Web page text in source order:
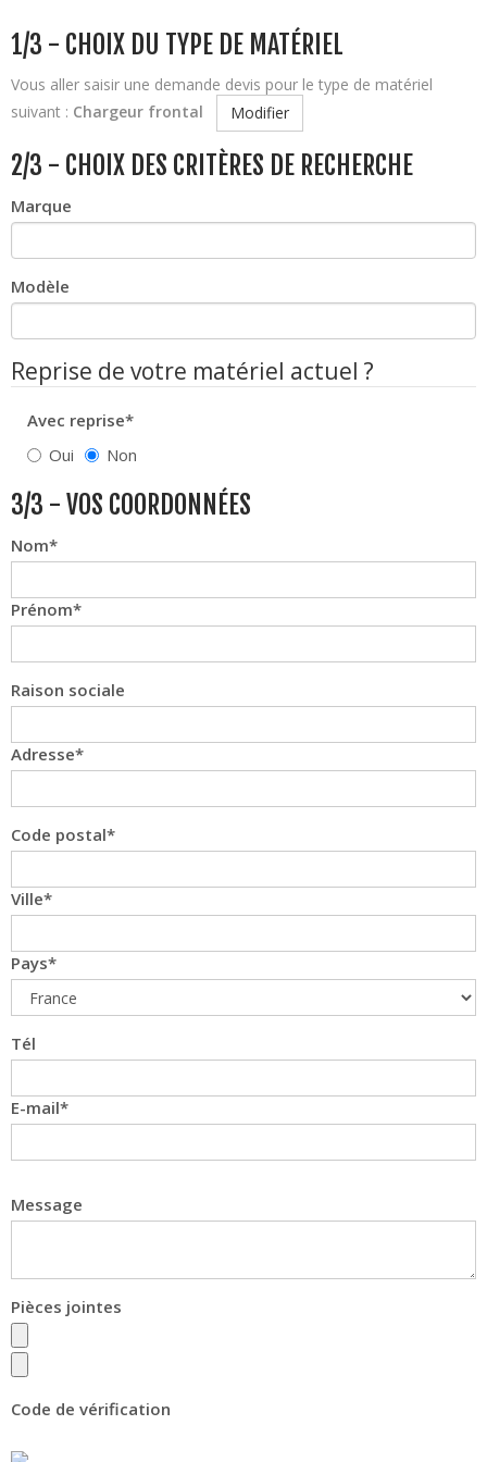
1/3 - CHOIX DU TYPE DE MATÉRIEL
Vous aller saisir une demande devis pour le type de matériel
suivant : Chargeur frontal Modifier
2/3 - CHOIX DES CRITÈRES DE RECHERCHE
Marque
Modèle
Reprise de votre matériel actuel ?
Avec reprise*
Oui
Non
3/3 - VOS COORDONNÉES
Nom
Prénom
Raison sociale
Adresse
Code postal
Ville
Pays
Tél
E-mail
Message
Pièces jointes
Code de vérification